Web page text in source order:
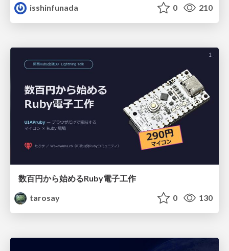
isshinfunada 0 210
数百円から始めるRuby電子工作
tarosay
0 130